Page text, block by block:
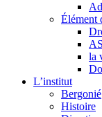
Élément
la
L’institut
Bergonié
Histoire